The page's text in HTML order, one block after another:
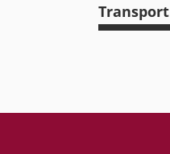
Transport